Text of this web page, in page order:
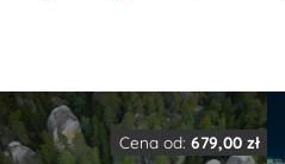
Cena od: 679,00 zł